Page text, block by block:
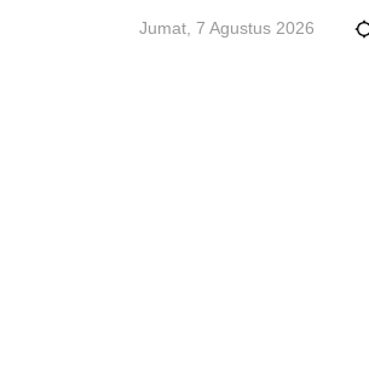
Jumat, 7 Agustus 2026